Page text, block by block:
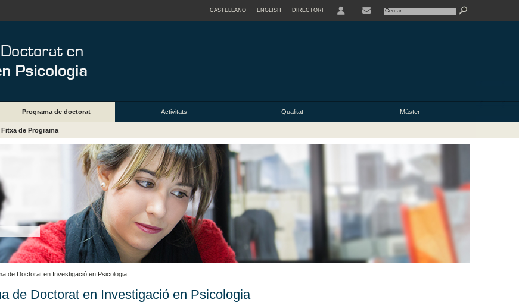
CASTELLANO ENGLISH DIRECTORI
Programa de doctorat Activitats Qualitat Màster
Fitxa de Programa
de Doctorat en Investigació en Psicologia
de Doctorat en Investigació en Psicologia